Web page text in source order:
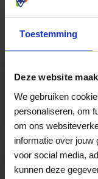
Toestemming
Deze website
We gebruiken
personaliseren, om
om ons
informatie over jouw
voor social media,
kunnen deze
Kan ik het
Ja, je mag
cadeaukaart